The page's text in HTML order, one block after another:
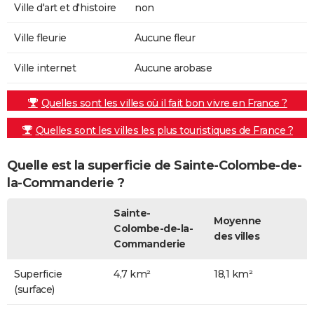
Ville d'art et d'histoire non
Ville fleurie Aucune fleur
Ville internet Aucune arobase
Quelles sont les villes où il fait bon vivre en France ?
Quelles sont les villes les plus touristiques de France ?
Quelle est la superficie de Sainte-Colombe-de-
la-Commanderie ?
Sainte-
Colombe-de-la-
Commanderie
Moyenne
des villes
Superficie
(surface)
4,7 km² 18,1 km²